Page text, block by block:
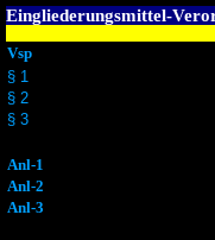
Eingliederungsmittel-
Vsp
§ 1
§ 2
§ 3
Anl-1
Anl-2
Anl-3